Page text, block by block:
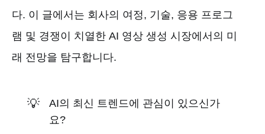
다. 이 글에서는 회사의 여정, 기술, 응용 프로그
램 및 경쟁이 치열한 AI 영상 생성 시장에서의 미
래 전망을 탐구합니다.
💡
AI의 최신 트렌드에 관심이 있으신가
요?